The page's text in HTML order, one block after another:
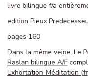
livre bilingue f/a
edition Pieux
pages 160
Dans la même veine, Le
Raslan bilingue A/F
Exhortation-Méditation